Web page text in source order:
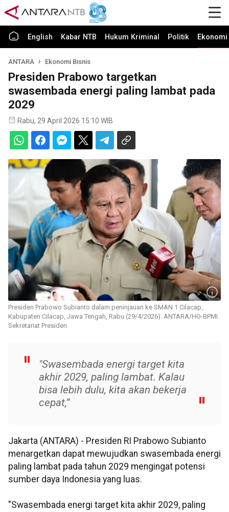
English Kabar NTB Hukum Kriminal Politik
ANTARA Ekonomi Bisnis
Presiden Prabowo targetkan
swasembada energi paling lambat pada
2029
Rabu, 29 April 2026 15:10 WIB
Presiden Prabowo Subianto dalam peninjauan ke SMAN 1 Cilacap,
Kabupaten Cilacap, Jawa Tengah, Rabu (29/4/2026). ANTARA/HO-BPMI
Sekretariat Presiden
"Swasembada energi target kita
akhir 2029, paling lambat. Kalau
bisa lebih dulu, kita akan bekerja
cepat,”
Jakarta (ANTARA) - Presiden RI Prabowo Subianto
menargetkan dapat mewujudkan swasembada energi
paling lambat pada tahun 2029 mengingat potensi
sumber daya Indonesia yang luas.
"Swasembada energi target kita akhir 2029, paling